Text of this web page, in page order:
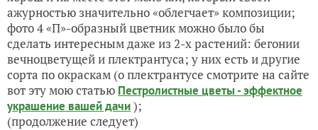
ажурностью значительно «облегчает» композиции;
фото 4 «П»-образный цветник можно было бы
сделать интересным даже из 2-х растений: бегонии
вечноцветущей и плектрантуса; у них есть и другие
сорта по окраскам (о плектрантусе смотрите на сайте
вот эту мою статью Пестролистные цветы - эффектное
украшение вашей дачи);
(продолжение следует)